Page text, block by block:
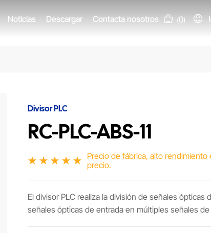
Noticias Descargar Contacta nosotros (0)
Divisor PLC
RC-PLC-ABS-11
Precio de fábrica, alto rendimiento
precio.
El divisor PLC realiza la división de señales ópticas
señales ópticas de entrada en múltiples señales de